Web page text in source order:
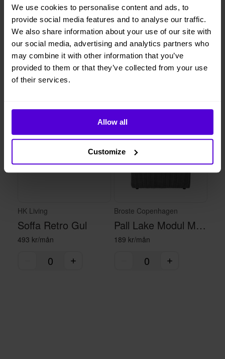
We use cookies to personalise content and ads, to
provide social media features and to analyse our traffic.
We also share information about your use of our site with
our social media, advertising and analytics partners who
may combine it with other information that you’ve
provided to them or that they’ve collected from your use
of their services.
Allow all
Customize
Helt flexibelt
1 månads
uppsägningstid
1 i lager
HK Living
Soffa Retro Gul
493 kr/mån
1 i lager
Broste Copenhagen
Pall Lake Modul Magnet
189 kr/mån